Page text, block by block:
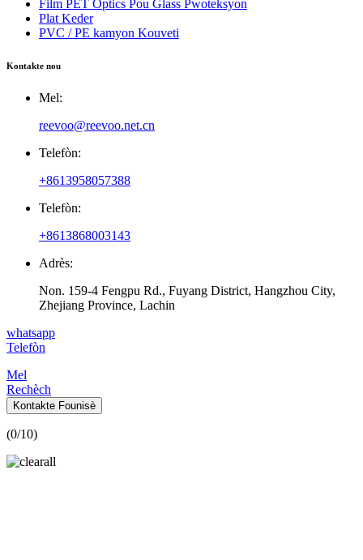
Film PET Optics Pou Glass Pwoteksyon
Plat Keder
PVC / PE kamyon Kouveti
Kontakte nou
Mel:
reevoo@reevoo.net.cn
Telefòn:
+8613958057388
Telefòn:
+8613868003143
Adrès:
Non. 159-4 Fengpu Rd., Fuyang District, Hangzhou City,
Zhejiang Province, Lachin
whatsapp
Telefòn
Mel
Rechèch
Kontakte Founisè
(0/10)